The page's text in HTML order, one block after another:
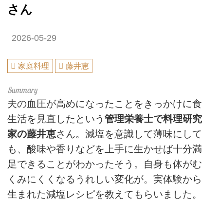
さん
2026-05-29
家庭料理 藤井恵
夫の血圧が高めになったことをきっかけに食
生活を見直したという 管理栄養士で料理研究
家の藤井恵さん。減塩を意識して薄味にして
も、酸味や香りなどを上手に生かせば十分満
足できることがわかったそう。自身も体がむ
くみにくくなるうれしい変化が。実体験から
生まれた減塩レシピを教えてもらいました。